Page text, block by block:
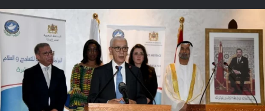
على
X
بريدا
إلكترونيا